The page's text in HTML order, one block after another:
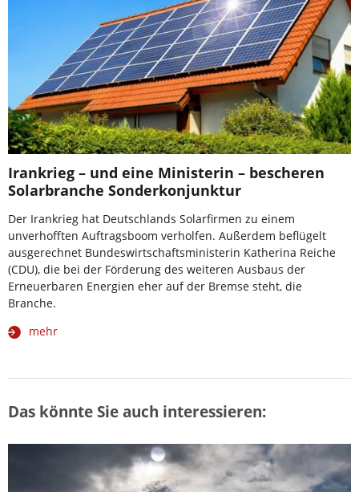
Irankrieg – und eine Ministerin – bescheren
Solarbranche Sonderkonjunktur
Der Irankrieg hat Deutschlands Solarfirmen zu einem
unverhofften Auftragsboom verholfen. Außerdem beflügelt
ausgerechnet Bundeswirtschaftsministerin Katherina Reiche
(CDU), die bei der Förderung des weiteren Ausbaus der
Erneuerbaren Energien eher auf der Bremse steht, die
Branche.
mehr
Das könnte Sie auch interessieren: